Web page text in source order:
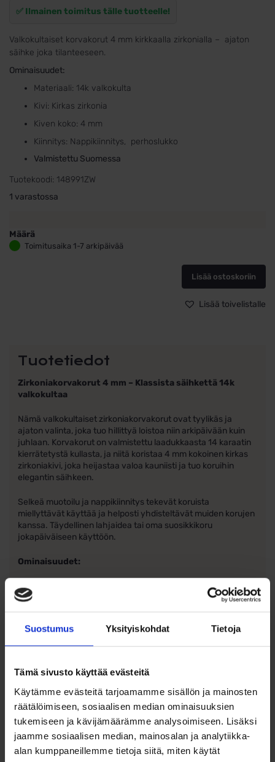
Suostumus Yksityiskohdat Tietoja
Tämä sivusto käyttää evästeitä
Käytämme evästeitä tarjoamamme sisällön ja mainosten
räätälöimiseen, sosiaalisen median ominaisuuksien
tukemiseen ja kävijämäärämme analysoimiseen. Lisäksi
jaamme sosiaalisen median, mainosalan ja analytiikka-
alan kumppaneillemme tietoja siitä, miten käytät
✅ Ilmainen toimitus tälle tuotteelle!
Valkokultaiset korvakorut 4 mm kirkkaalla zirkonialla – ajaton
säihke joka tilanteeseen.
Ominaisuudet:
Materiaali: 14k valkokulta
Kivi: Kirkas zirkonia
Kiven koko: 4 mm
Kiinnitys: Nappikiinnitys, perhoslukko
Valmistettu Suomessa
Tuotekoodi: 148991ZW
1 varastossa
Määrä
Valkokultaiset
Toimitusaika 1-7 arkipäivää
Lisää ostoskoriin
Lisää toivelistalle
Tuotetiedot
Zirkoniakorvakorut 4 mm – Klassista säihkettä 14k
valkokultaa
Nämä valkokultaiset zirkoniakorvakorut ovat tyylikäs ja
ajaton valinta, joka tuo hillittyä loistoa niin arkipäivään kuin
juhlaan. Korvakorut on valmistettu laadukkaasta 14 karaatin
kierrätetystä kullasta, ja niitä koristaa 4 mm kokoinen kirkas
zirkoniakivi, joka heijastaa valoa kauniisti ja tuo koruihin
elegantin säihkeen.
Selkeä muotoilu ja nappikiinnitys tekevät koruista
miellyttävät käyttää ja helposti yhdisteltävät muiden korujen
kanssa. Täydellinen lahjaidea tai oma suosikkikoru
jokapäiväiseen käyttöön.
Ominaisuudet:
Kivi: Kirkas zirkonia
Kiven koko: 4 mm